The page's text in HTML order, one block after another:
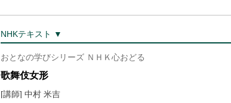
NHKテキスト ▼
おとなの学びシリーズ ＮＨＫ心おどる
歌舞伎女形
[講師] 中村 米吉